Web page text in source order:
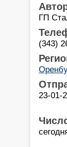
ГП
(343)
23-01-